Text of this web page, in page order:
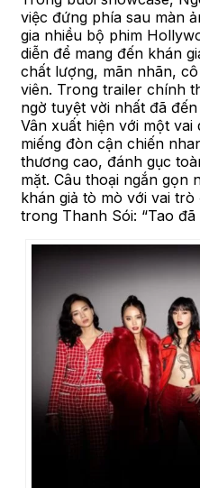
việc đứng phía sau màn
gia nhiều bộ phim
diễn để mang đến khán
chất lượng, mãn nhãn,
viên. Trong trailer chính
ngờ tuyệt vời nhất đã
Vân xuất hiện với một
miếng đòn cận chiến
thương cao, đánh gục
mặt. Câu thoại ngắn gọn
khán giả tò mò với vai
trong Thanh Sói: “Tao